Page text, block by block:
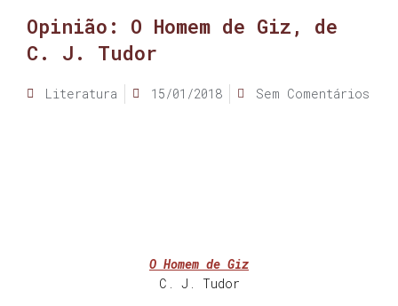
Opinião: O Homem de Giz, de
C. J. Tudor
Literatura 15/01/2018 Sem Comentários
O Homem de Giz
C. J. Tudor